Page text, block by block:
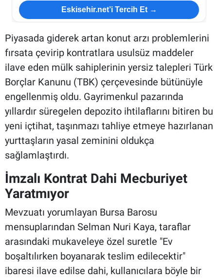
Eskisehir.net’i Tercih Et →
Piyasada giderek artan konut arzı problemlerini
fırsata çevirip kontratlara usulsüz maddeler
ilave eden mülk sahiplerinin yersiz talepleri Türk
Borçlar Kanunu (TBK) çerçevesinde bütünüyle
engellenmiş oldu. Gayrimenkul pazarında
yıllardır süregelen depozito ihtilaflarını bitiren bu
yeni içtihat, taşınmazı tahliye etmeye hazırlanan
yurttaşların yasal zeminini oldukça
sağlamlaştırdı.
İmzalı Kontrat Dahi Mecburiyet
Yaratmıyor
Mevzuatı yorumlayan Bursa Barosu
mensuplarından Selman Nuri Kaya, taraflar
arasındaki mukaveleye özel suretle "Ev
boşaltılırken boyanarak teslim edilecektir"
ibaresi ilave edilse dahi, kullanıcılara böyle bir